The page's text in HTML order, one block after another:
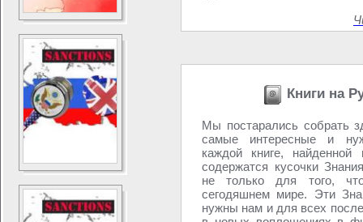
Книги на
Мы постарались собрать
самые интересные и
каждой книге,
содержатся кусочки
не только для того,
сегодяшнем мире. Эти
нужны нам и для всех